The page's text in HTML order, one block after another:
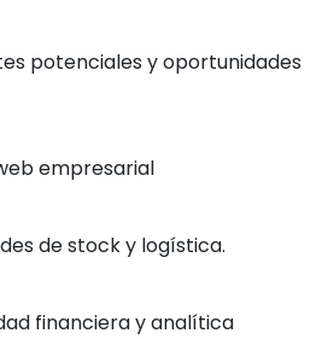
potenciales y oportunidades
empresarial
de stock y logística.
financiera y analítica